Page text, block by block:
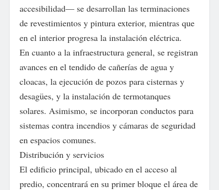
accesibilidad— se desarrollan las terminaciones
de revestimientos y pintura exterior, mientras que
en el interior progresa la instalación eléctrica.
En cuanto a la infraestructura general, se registran
avances en el tendido de cañerías de agua y
cloacas, la ejecución de pozos para cisternas y
desagües, y la instalación de termotanques
solares. Asimismo, se incorporan conductos para
sistemas contra incendios y cámaras de seguridad
en espacios comunes.
Distribución y servicios
El edificio principal, ubicado en el acceso al
predio, concentrará en su primer bloque el área de